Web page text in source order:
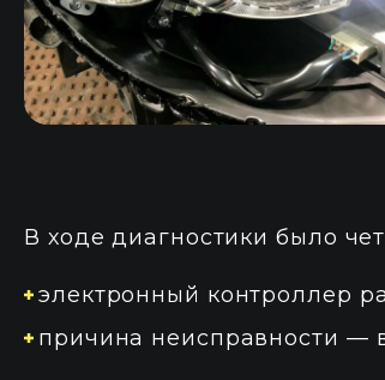
В ходе диагностики было
электронный контроллер
причина неисправности —